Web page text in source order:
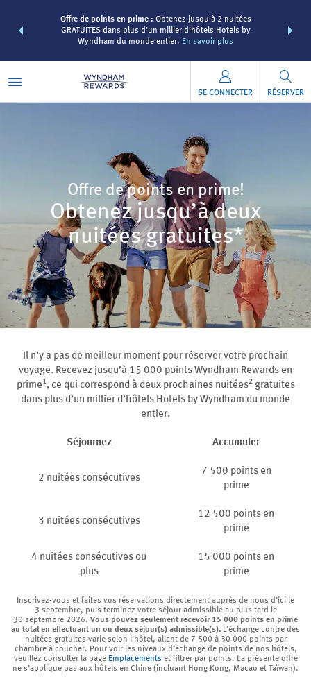
points
forfait.
Offre de points en prime : Obtenez jusqu’à 2 nuitées
GRATUITES dans plus d’un millier d’hôtels Hotels by
Wyndham du monde entier. En savoir plus
forfaits
Wyndham
SE CONNECTER RÉSERVER
Offre de points en prime!
Obtenez jusqu’à deux
nuitées gratuites*
Il n’y a pas de meilleur moment pour réserver votre prochain
voyage. Recevez jusqu’à 15 000 points Wyndham Rewards en
prime1, ce qui correspond à deux prochaines nuitées2gratuites
dans plus d’un millier d’hôtels Hotels by Wyndham du monde
entier.
Séjournez Accumuler
2 nuitées consécutives
7 500 points en
prime
3 nuitées consécutives
12 500 points en
prime
4 nuitées consécutives ou
plus
15 000 points en
prime
Inscrivez-vous et faites vos réservations directement auprès de nous d’ici le
3 septembre, puis terminez votre séjour admissible au plus tard le
30 septembre 2026. Vous pouvez seulement recevoir 15 000 points en prime
au total en effectuant un ou deux séjour(s) admissible(s). L’échange contre des
nuitées gratuites varie selon l’hôtel, allant de 7 500 à 30 000 points par
chambre à coucher. Pour voir les niveaux d’échange de points de nos hôtels,
veuillez consulter la page Emplacementset filtrer par points. La présente offre
ne s’applique pas aux hôtels en Chine (incluant Hong Kong, Macao et Taïwan).